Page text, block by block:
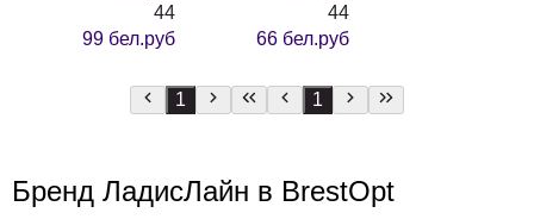
44
99 бел.руб
44
66 бел.руб
1 1
Бренд ЛадисЛайн в BrestOpt